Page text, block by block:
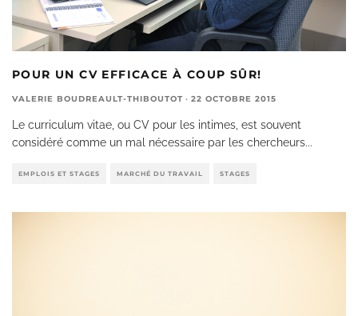
POUR UN CV EFFICACE À COUP SÛR!
VALERIE BOUDREAULT-THIBOUTOT · 22 OCTOBRE 2015
Le curriculum vitae, ou CV pour les intimes, est souvent
considéré comme un mal nécessaire par les chercheurs...
EMPLOIS ET STAGES MARCHÉ DU TRAVAIL STAGES